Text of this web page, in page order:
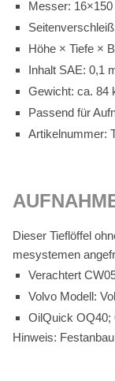
Mes­ser:
Höhe × Tie­fe ×
In­halt SAE: 0,1
Ge­wicht: ca. 84
Pas­send für
Ar­ti­kel­num­mer:
Die­ser Tief­löf­fel
me­sys­te­men
Ver­ach­tert
Vol­vo Mo­dell:
Oil­Quick OQ40;
Hin­weis: